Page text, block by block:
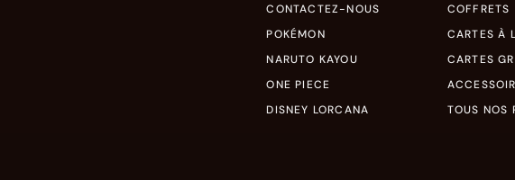
CONTACTEZ-NOUS
POKÉMON
NARUTO KAYOU
ONE PIECE
DISNEY LORCANA
COFFRETS
CARTES À
CARTES
TOUS NOS